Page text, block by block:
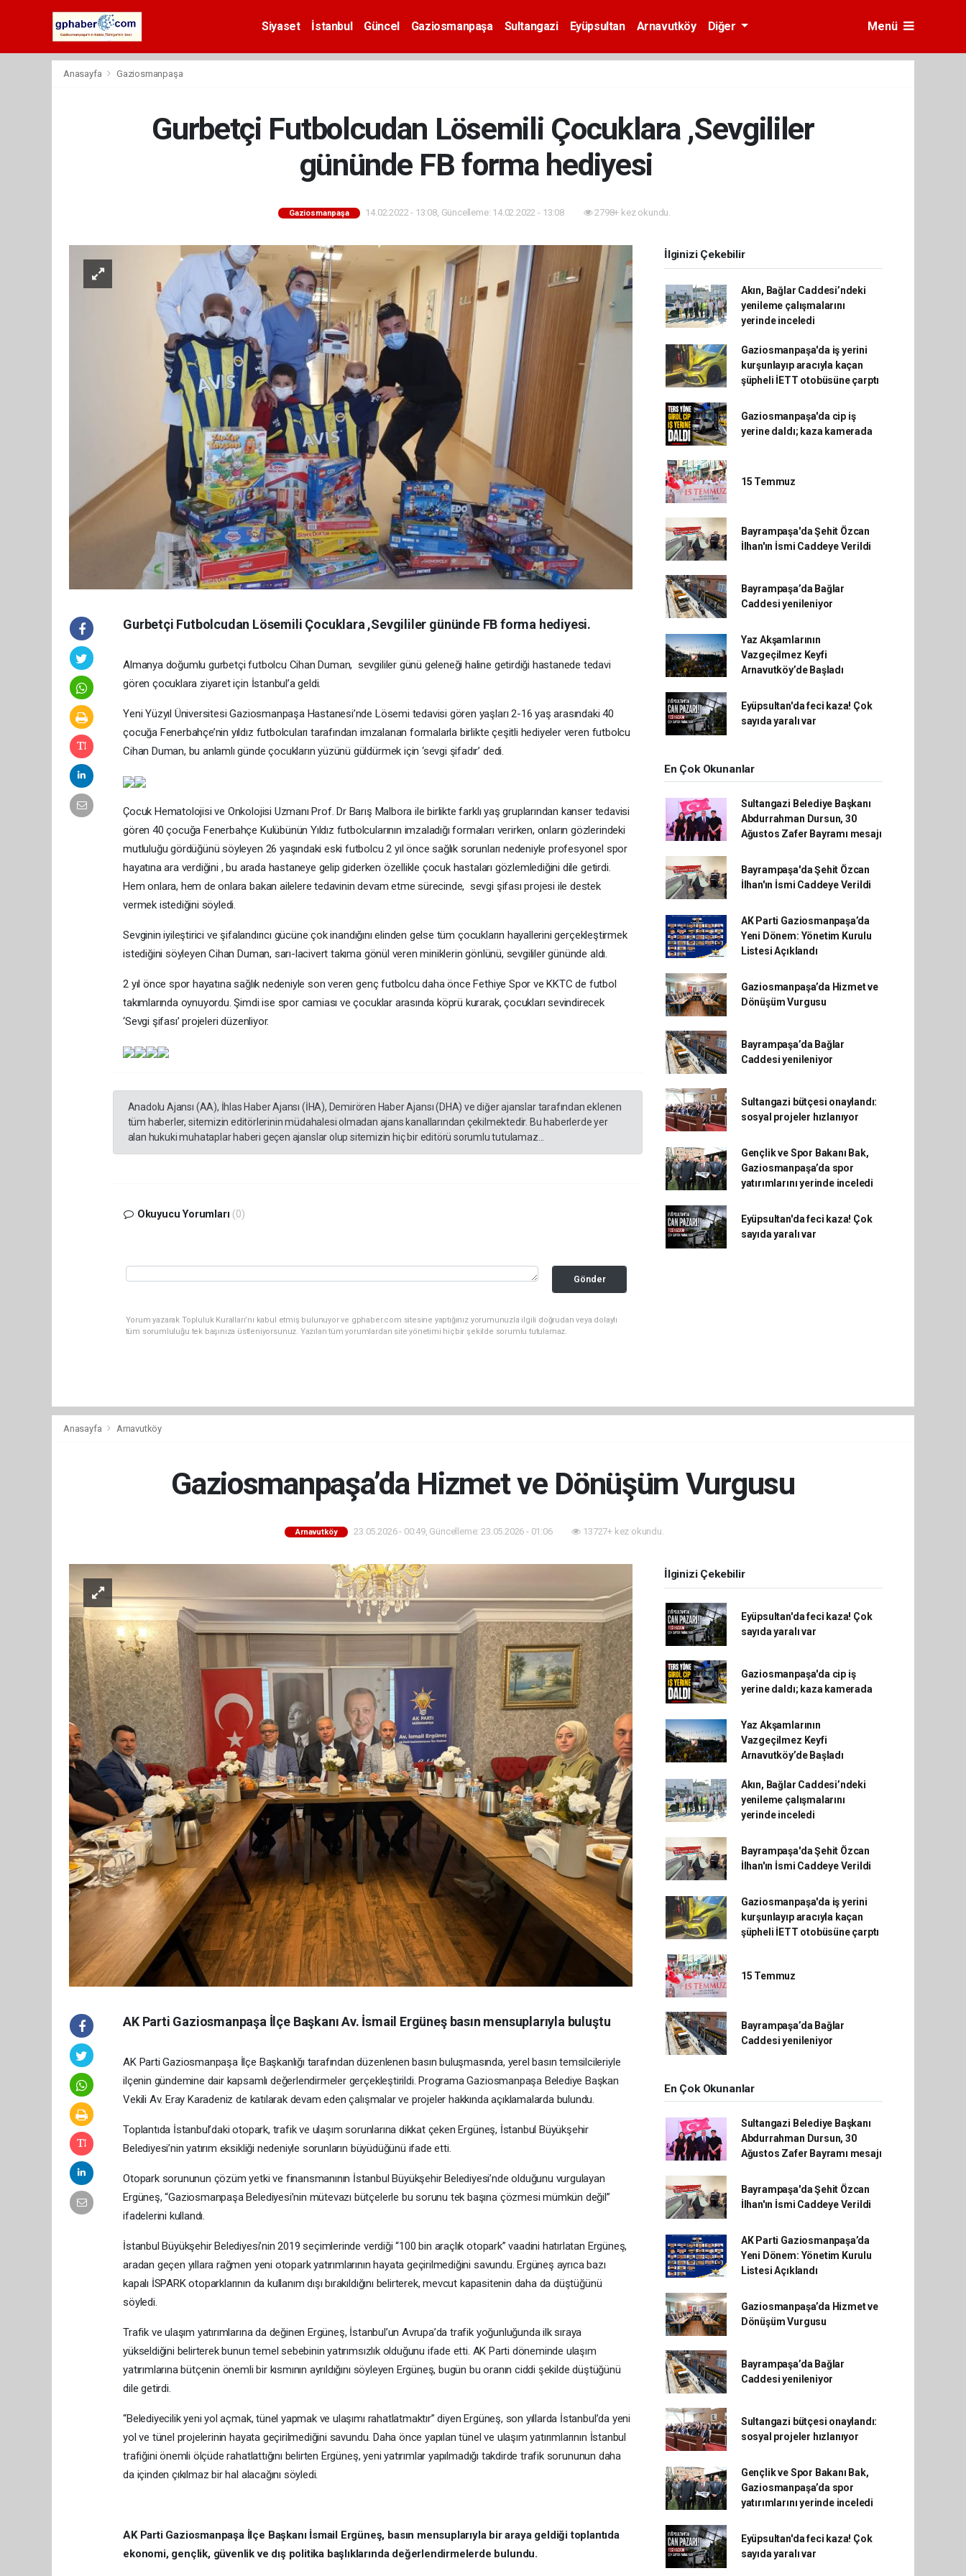
Siyaset İstanbul Güncel Gaziosmanpaşa Sultangazi Eyüpsultan Arnavutköy Diğer Menü
Anasayfa Gaziosmanpaşa
Gurbetçi Futbolcudan Lösemili Çocuklara ,Sevgililer
gününde FB forma hediyesi
Gaziosmanpaşa 14.02.2022 - 13:08, Güncelleme: 14.02.2022 - 13:08 2798+ kez okundu.
Gurbetçi Futbolcudan Lösemili Çocuklara ,Sevgililer gününde FB forma hediyesi.
Almanya doğumlu gurbetçi futbolcu Cihan Duman, sevgililer günü geleneği haline getirdiği hastanede tedavi
gören çocuklara ziyaret için İstanbul’a geldi.
Yeni Yüzyıl Üniversitesi Gaziosmanpaşa Hastanesi’nde Lösemi tedavisi gören yaşları 2-16 yaş arasındaki 40
çocuğa Fenerbahçe’nin yıldız futbolcuları tarafından imzalanan formalarla birlikte çeşitli hediyeler veren futbolcu
Cihan Duman, bu anlamlı günde çocukların yüzünü güldürmek için ‘sevgi şifadır’ dedi.
Çocuk Hematolojisi ve Onkolojisi Uzmanı Prof. Dr Barış Malbora ile birlikte farklı yaş gruplarından kanser tedavisi
gören 40 çocuğa Fenerbahçe Kulübünün Yıldız futbolcularının imzaladığı formaları verirken, onların gözlerindeki
mutluluğu gördüğünü söyleyen 26 yaşındaki eski futbolcu 2 yıl önce sağlık sorunları nedeniyle profesyonel spor
hayatına ara verdiğini , bu arada hastaneye gelip giderken özellikle çocuk hastaları gözlemlediğini dile getirdi.
Hem onlara, hem de onlara bakan ailelere tedavinin devam etme sürecinde, sevgi şifası projesi ile destek
vermek istediğini söyledi.
Sevginin iyileştirici ve şifalandırıcı gücüne çok inandığını elinden gelse tüm çocukların hayallerini gerçekleştirmek
istediğini söyleyen Cihan Duman, sarı-lacivert takıma gönül veren miniklerin gönlünü, sevgililer gününde aldı.
2 yıl önce spor hayatına sağlık nedeniyle son veren genç futbolcu daha önce Fethiye Spor ve KKTC de futbol
takımlarında oynuyordu. Şimdi ise spor camiası ve çocuklar arasında köprü kurarak, çocukları sevindirecek
‘Sevgi şifası’ projeleri düzenliyor.
Anadolu Ajansı (AA), İhlas Haber Ajansı (İHA), Demirören Haber Ajansı (DHA) ve diğer ajanslar tarafından eklenen
tüm haberler, sitemizin editörlerinin müdahalesi olmadan ajans kanallarından çekilmektedir. Bu haberlerde yer
alan hukuki muhataplar haberi geçen ajanslar olup sitemizin hiç bir editörü sorumlu tutulamaz...
Okuyucu Yorumları (0)
Gönder
Yorum yazarak Topluluk Kuralları’nı kabul etmiş bulunuyor ve gphaber.com sitesine yaptığınız yorumunuzla ilgili doğrudan veya dolaylı
tüm sorumluluğu tek başınıza üstleniyorsunuz. Yazılan tüm yorumlardan site yönetimi hiçbir şekilde sorumlu tutulamaz.
İlginizi Çekebilir
Akın, Bağlar Caddesi’ndeki
yenileme çalışmalarını
yerinde inceledi
Gaziosmanpaşa'da iş yerini
kurşunlayıp aracıyla kaçan
şüpheli İETT otobüsüne çarptı
Gaziosmanpaşa'da cip iş
yerine daldı; kaza kamerada
15 Temmuz
Bayrampaşa'da Şehit Özcan
İlhan'ın İsmi Caddeye Verildi
Bayrampaşa’da Bağlar
Caddesi yenileniyor
Yaz Akşamlarının
Vazgeçilmez Keyfi
Arnavutköy’de Başladı
Eyüpsultan'da feci kaza! Çok
sayıda yaralı var
En Çok Okunanlar
Sultangazi Belediye Başkanı
Abdurrahman Dursun, 30
Ağustos Zafer Bayramı mesajı
Bayrampaşa'da Şehit Özcan
İlhan'ın İsmi Caddeye Verildi
AK Parti Gaziosmanpaşa’da
Yeni Dönem: Yönetim Kurulu
Listesi Açıklandı
Gaziosmanpaşa’da Hizmet ve
Dönüşüm Vurgusu
Bayrampaşa’da Bağlar
Caddesi yenileniyor
Sultangazi bütçesi onaylandı:
sosyal projeler hızlanıyor
Gençlik ve Spor Bakanı Bak,
Gaziosmanpaşa’da spor
yatırımlarını yerinde inceledi
Eyüpsultan'da feci kaza! Çok
sayıda yaralı var
Anasayfa Arnavutköy
Gaziosmanpaşa’da Hizmet ve Dönüşüm Vurgusu
Arnavutköy 23.05.2026 - 00:49, Güncelleme: 23.05.2026 - 01:06 13727+ kez okundu.
AK Parti Gaziosmanpaşa İlçe Başkanı Av. İsmail Ergüneş basın mensuplarıyla buluştu
AK Parti Gaziosmanpaşa İlçe Başkanlığı tarafından düzenlenen basın buluşmasında, yerel basın temsilcileriyle
ilçenin gündemine dair kapsamlı değerlendirmeler gerçekleştirildi. Programa Gaziosmanpaşa Belediye Başkan
Vekili Av. Eray Karadeniz de katılarak devam eden çalışmalar ve projeler hakkında açıklamalarda bulundu.
Toplantıda İstanbul’daki otopark, trafik ve ulaşım sorunlarına dikkat çeken Ergüneş, İstanbul Büyükşehir
Belediyesi’nin yatırım eksikliği nedeniyle sorunların büyüdüğünü ifade etti.
Otopark sorununun çözüm yetki ve finansmanının İstanbul Büyükşehir Belediyesi’nde olduğunu vurgulayan
Ergüneş, “Gaziosmanpaşa Belediyesi’nin mütevazı bütçelerle bu sorunu tek başına çözmesi mümkün değil”
ifadelerini kullandı.
İstanbul Büyükşehir Belediyesi’nin 2019 seçimlerinde verdiği “100 bin araçlık otopark” vaadini hatırlatan Ergüneş,
aradan geçen yıllara rağmen yeni otopark yatırımlarının hayata geçirilmediğini savundu. Ergüneş ayrıca bazı
kapalı İSPARK otoparklarının da kullanım dışı bırakıldığını belirterek, mevcut kapasitenin daha da düştüğünü
söyledi.
Trafik ve ulaşım yatırımlarına da değinen Ergüneş, İstanbul’un Avrupa’da trafik yoğunluğunda ilk sıraya
yükseldiğini belirterek bunun temel sebebinin yatırımsızlık olduğunu ifade etti. AK Parti döneminde ulaşım
yatırımlarına bütçenin önemli bir kısmının ayrıldığını söyleyen Ergüneş, bugün bu oranın ciddi şekilde düştüğünü
dile getirdi.
“Belediyecilik yeni yol açmak, tünel yapmak ve ulaşımı rahatlatmaktır” diyen Ergüneş, son yıllarda İstanbul’da yeni
yol ve tünel projelerinin hayata geçirilmediğini savundu. Daha önce yapılan tünel ve ulaşım yatırımlarının İstanbul
trafiğini önemli ölçüde rahatlattığını belirten Ergüneş, yeni yatırımlar yapılmadığı takdirde trafik sorununun daha
da içinden çıkılmaz bir hal alacağını söyledi.
AK Parti Gaziosmanpaşa İlçe Başkanı İsmail Ergüneş, basın mensuplarıyla bir araya geldiği toplantıda
ekonomi, gençlik, güvenlik ve dış politika başlıklarında değerlendirmelerde bulundu.
İlginizi Çekebilir
Eyüpsultan'da feci kaza! Çok
sayıda yaralı var
Gaziosmanpaşa'da cip iş
yerine daldı; kaza kamerada
Yaz Akşamlarının
Vazgeçilmez Keyfi
Arnavutköy’de Başladı
Akın, Bağlar Caddesi’ndeki
yenileme çalışmalarını
yerinde inceledi
Bayrampaşa'da Şehit Özcan
İlhan'ın İsmi Caddeye Verildi
Gaziosmanpaşa'da iş yerini
kurşunlayıp aracıyla kaçan
şüpheli İETT otobüsüne çarptı
15 Temmuz
Bayrampaşa’da Bağlar
Caddesi yenileniyor
En Çok Okunanlar
Sultangazi Belediye Başkanı
Abdurrahman Dursun, 30
Ağustos Zafer Bayramı mesajı
Bayrampaşa'da Şehit Özcan
İlhan'ın İsmi Caddeye Verildi
AK Parti Gaziosmanpaşa’da
Yeni Dönem: Yönetim Kurulu
Listesi Açıklandı
Gaziosmanpaşa’da Hizmet ve
Dönüşüm Vurgusu
Bayrampaşa’da Bağlar
Caddesi yenileniyor
Sultangazi bütçesi onaylandı:
sosyal projeler hızlanıyor
Gençlik ve Spor Bakanı Bak,
Gaziosmanpaşa’da spor
yatırımlarını yerinde inceledi
Eyüpsultan'da feci kaza! Çok
sayıda yaralı var